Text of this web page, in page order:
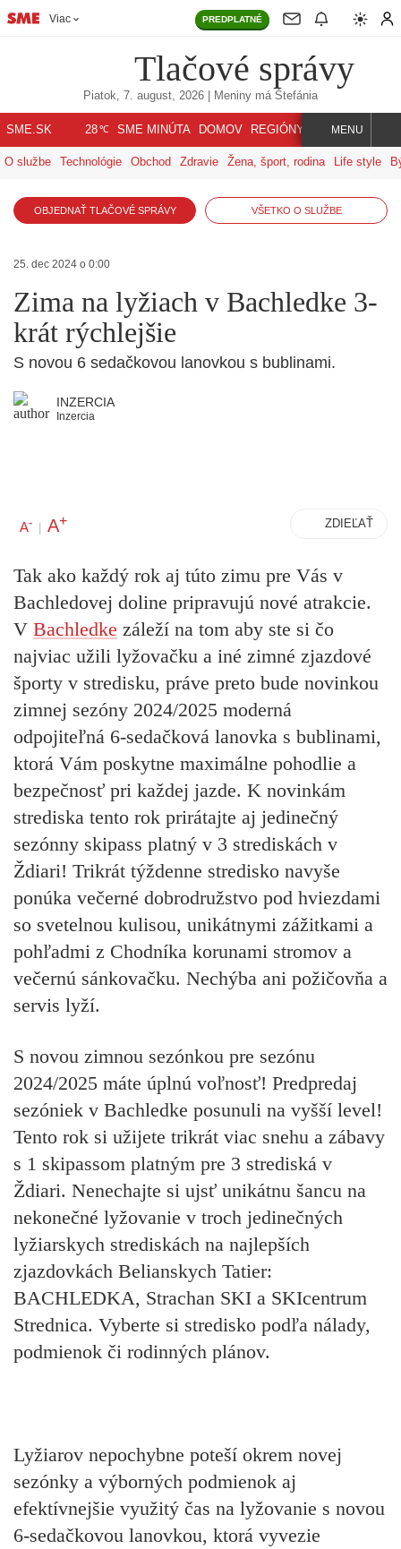
Viac PREDPLATNÉ
Tlačové správy
Piatok, 7. august, 2026 | Meniny má Štefánia
SME.SK 28℃ SME MINÚTA DOMOV REGIÓNY INDEX SVET
MENU
O službe Technológie Obchod Zdravie Žena, šport, rodina Life style
OBJEDNAŤ TLAČOVÉ SPRÁVY VŠETKO O SLUŽBE
25. dec 2024 o 0:00
Zima na lyžiach v Bachledke 3-
krát rýchlejšie
S novou 6 sedačkovou lanovkou s bublinami.
INZERCIA
Inzercia
A- | A+ ZDIEĽAŤ
Tak ako každý rok aj túto zimu pre Vás v
Bachledovej doline pripravujú nové atrakcie.
V Bachledke záleží na tom aby ste si čo
najviac užili lyžovačku a iné zimné zjazdové
športy v stredisku, práve preto bude novinkou
zimnej sezóny 2024/2025 moderná
odpojiteľná 6-sedačková lanovka s bublinami,
ktorá Vám poskytne maximálne pohodlie a
bezpečnosť pri každej jazde. K novinkám
strediska tento rok prirátajte aj jedinečný
sezónny skipass platný v 3 strediskách v
Ždiari! Trikrát týždenne stredisko navyše
ponúka večerné dobrodružstvo pod hviezdami
so svetelnou kulisou, unikátnymi zážitkami a
pohľadmi z Chodníka korunami stromov a
večernú sánkovačku. Nechýba ani požičovňa a
servis lyží.
S novou zimnou sezónkou pre sezónu
2024/2025 máte úplnú voľnosť! Predpredaj
sezóniek v Bachledke posunuli na vyšší level!
Tento rok si užijete trikrát viac snehu a zábavy
s 1 skipassom platným pre 3 strediská v
Ždiari. Nenechajte si ujsť unikátnu šancu na
nekonečné lyžovanie v troch jedinečných
lyžiarskych strediskách na najlepších
zjazdovkách Belianskych Tatier:
BACHLEDKA, Strachan SKI a SKIcentrum
Strednica. Vyberte si stredisko podľa nálady,
podmienok či rodinných plánov.
Lyžiarov nepochybne poteší okrem novej
sezónky a výborných podmienok aj
efektívnejšie využitý čas na lyžovanie s novou
6-sedačkovou lanovkou, ktorá vyvezie